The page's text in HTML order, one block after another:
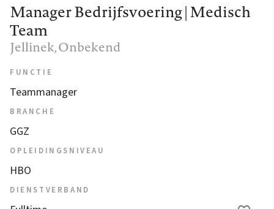
Manager Bedrijfsvoering | Medisch
Team
Jellinek, Onbekend
FUNCTIE
Teammanager
BRANCHE
GGZ
OPLEIDINGSNIVEAU
HBO
DIENSTVERBAND